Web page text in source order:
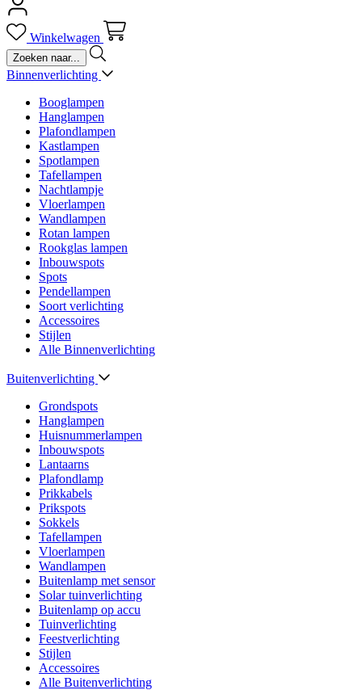
Winkelwagen
Binnenverlichting
Booglampen
Hanglampen
Plafondlampen
Kastlampen
Spotlampen
Tafellampen
Nachtlampje
Vloerlampen
Wandlampen
Rotan lampen
Rookglas lampen
Inbouwspots
Spots
Pendellampen
Soort verlichting
Accessoires
Stijlen
Alle Binnenverlichting
Buitenverlichting
Grondspots
Hanglampen
Huisnummerlampen
Inbouwspots
Lantaarns
Plafondlamp
Prikkabels
Prikspots
Sokkels
Tafellampen
Vloerlampen
Wandlampen
Buitenlamp met sensor
Solar tuinverlichting
Buitenlamp op accu
Tuinverlichting
Feestverlichting
Stijlen
Accessoires
Alle Buitenverlichting